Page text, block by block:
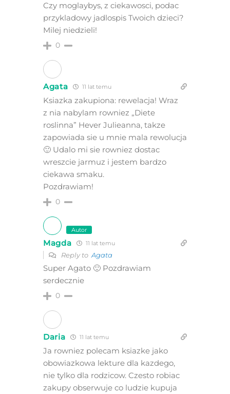
Czy moglaybys, z ciekawosci, podac
przykladowy jadlospis Twoich dzieci?
Milej niedzieli!
0
Agata 11 lat temu
Ksiazka zakupiona: rewelacja! Wraz
z nia nabylam rowniez „Diete
roslinna” Hever Julieanna, takze
zapowiada sie u mnie mala rewolucja
🙂 Udalo mi sie rowniez dostac
wreszcie jarmuz i jestem bardzo
ciekawa smaku.
Pozdrawiam!
0
Autor
Magda 11 lat temu
Reply to Agata
Super Agato 🙂 Pozdrawiam
serdecznie
0
Daria 11 lat temu
Ja rowniez polecam ksiazke jako
obowiazkowa lekture dla kazdego,
nie tylko dla rodzicow. Czesto robiac
zakupy obserwuje co ludzie kupuja